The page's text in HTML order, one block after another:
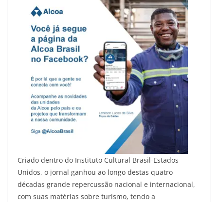
Criado dentro do Instituto Cultural Brasil-Estados
Unidos, o jornal ganhou ao longo destas quatro
décadas grande repercussão nacional e internacional,
com suas matérias sobre turismo, tendo a